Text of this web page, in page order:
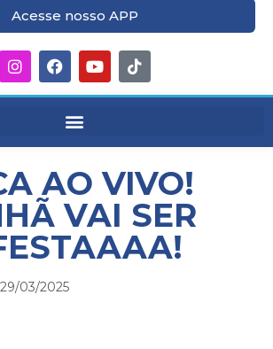
Acesse nosso APP
AO VIVO!
VAI SER
29/03/2025